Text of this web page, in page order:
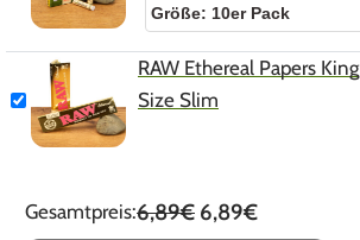
RAW Ethereal Papers King
Size Slim
Gesamtpreis:6,89€ 6,89€